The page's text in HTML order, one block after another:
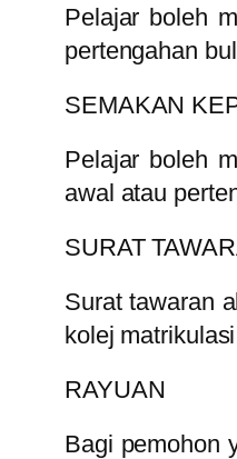
Pelajar boleh
pertengahan
SEMAKAN
Pelajar boleh
awal atau
SURAT
Surat tawaran
kolej
RAYUAN
Bagi pemohon